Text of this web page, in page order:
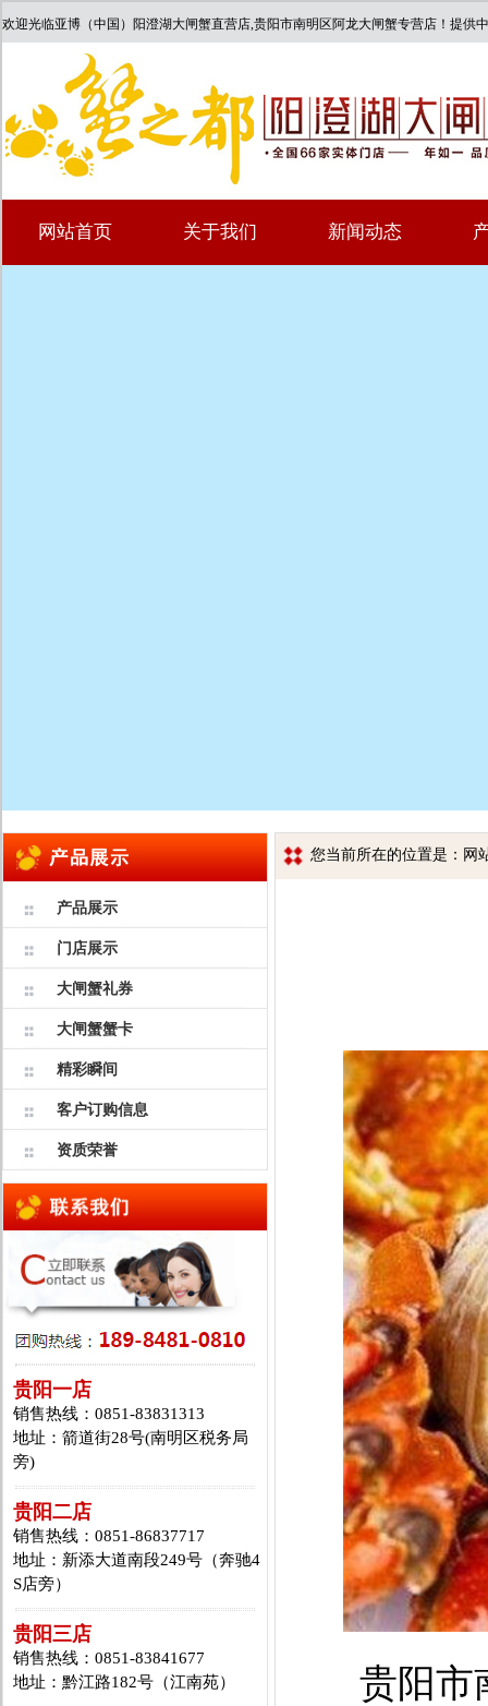
欢迎光临亚博（中国）阳澄湖大闸蟹直营店,贵阳市南明区阿龙大闸蟹专营店！提供
网站首页 关于我们 新闻动态
产品展示
门店展示
大闸蟹礼券
大闸蟹蟹卡
精彩瞬间
客户订购信息
资质荣誉
贵阳一店
销售热线：0851-83831313
地址：箭道街28号(南明区税务局
旁)
贵阳二店
销售热线：0851-86837717
地址：新添大道南段249号（奔驰4
S店旁）
贵阳三店
销售热线：0851-83841677
地址：黔江路182号（江南苑）
您当前所在的位置是：网
贵阳市